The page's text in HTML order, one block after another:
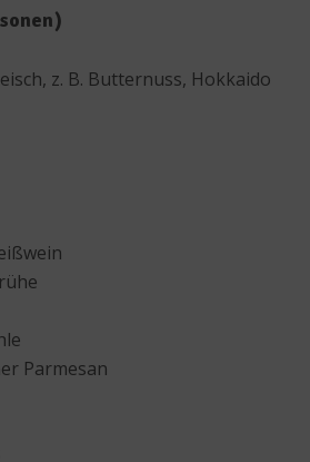
z. B. Butternuss, Hokkaido
Parmesan